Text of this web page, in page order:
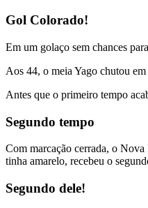
Gol Colorado!
Em um golaço sem chances
Aos 44, o meia Yago chutou
Antes que o primeiro tempo
Segundo tempo
Com marcação cerrada, o
tinha amarelo, recebeu o
Segundo dele!